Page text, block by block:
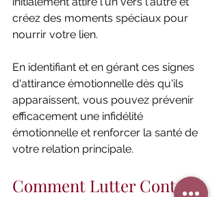
créez des moments spéciaux pour
nourrir votre lien.
En identifiant et en gérant ces signes
d'attirance émotionnelle dès qu'ils
apparaissent, vous pouvez prévenir
efficacement une infidélité
émotionnelle et renforcer la santé de
votre relation principale.
Comment Lutter Contre